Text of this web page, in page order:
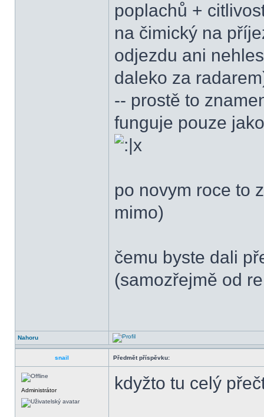
poplachů +
na čimický na
odjezdu ani
daleko za
-- prostě to
funguje pouze
po novym roce to
mimo)
čemu byste dali
(samozřejmě od
Nahoru
snail Předmět příspěvku:
Administrátor kdyžto tu celý